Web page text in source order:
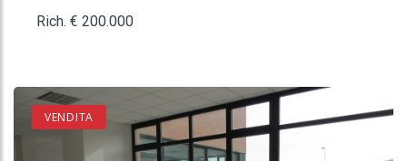
Rich. € 200.000
VENDITA